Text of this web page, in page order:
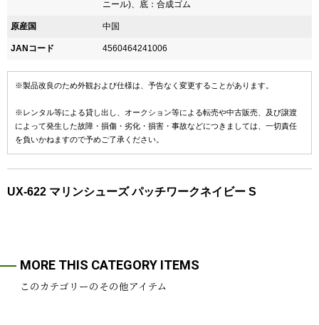
ニール)、底：合成ゴム
原産国 中国
JANコード 4560464241006
※製品改良のため外観および仕様は、予告なく変更することがあります。
※レンタル等による貸し出し、オークション等による転売や中古販売、及び譲渡
によって発生した故障・損傷・劣化・損害・事故などにつきましては、一切責任
を負いかねますので予めご了承ください。
UX-622 マリンシューズ パッチワークネイビー S
MORE THIS CATEGORY ITEMS
このカテゴリーのその他アイテム